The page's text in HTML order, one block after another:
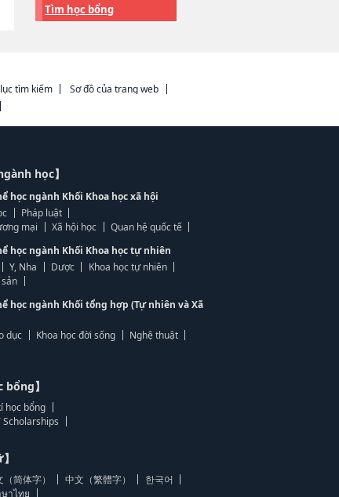
Tìm học bổng
tìm kiếm
Sơ đồ của trang web
học】
học ngành Khối Khoa học xã hội
Pháp luật
mại
Xã hội học
Quan hệ quốc tế
học ngành Khối Khoa học tự nhiên
Y, Nha Dược
Khoa học tự nhiên
học ngành Khối tổng hợp (Tự nhiên và Xã
dục
Khoa học đời sống
Nghệ thuật
】
học bổng
Scholarships
（简体字） 中文（繁體字）
한국어
าไทย